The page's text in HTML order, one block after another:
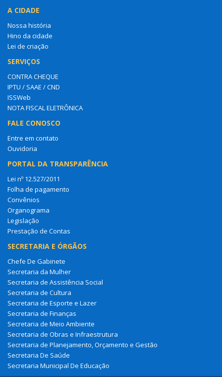
A CIDADE
Nossa história
Hino da cidade
Lei de criação
SERVIÇOS
CONTRA CHEQUE
IPTU / SAAE / CND
ISSWeb
NOTA FISCAL ELETRÔNICA
FALE CONOSCO
Entre em contato
Ouvidoria
PORTAL DA TRANSPARÊNCIA
Lei nº 12.527/2011
Folha de pagamento
Convênios
Organograma
Legislação
Prestação de Contas
SECRETARIA E ÓRGÃOS
Chefe De Gabinete
Secretaria da Mulher
Secretaria de Assistência Social
Secretaria de Cultura
Secretaria de Esporte e Lazer
Secretaria de Finanças
Secretaria de Meio Ambiente
Secretaria de Obras e Infraestrutura
Secretaria de Planejamento, Orçamento e Gestão
Secretaria De Saúde
Secretaria Municipal De Educação